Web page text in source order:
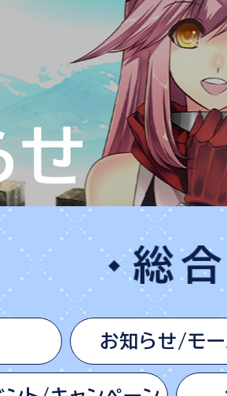
お知らせ/モ